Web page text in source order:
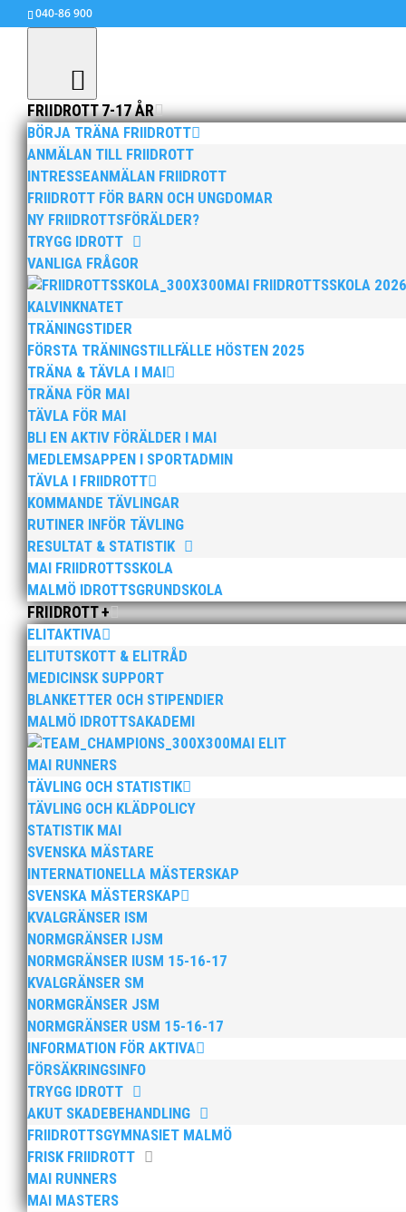
040-86 900
FRIIDROTT 7-17 ÅR
BÖRJA TRÄNA FRIIDROTT
ANMÄLAN TILL FRIIDROTT
INTRESSEANMÄLAN FRIIDROTT
FRIIDROTT FÖR BARN OCH UNGDOMAR
NY FRIIDROTTSFÖRÄLDER?
TRYGG IDROTT
VANLIGA FRÅGOR
MAI FRIIDROTTSSKOLA 2026
KALVINKNATET
TRÄNINGSTIDER
FÖRSTA TRÄNINGSTILLFÄLLE HÖSTEN 2025
TRÄNA & TÄVLA I MAI
TRÄNA FÖR MAI
TÄVLA FÖR MAI
BLI EN AKTIV FÖRÄLDER I MAI
MEDLEMSAPPEN I SPORTADMIN
TÄVLA I FRIIDROTT
KOMMANDE TÄVLINGAR
RUTINER INFÖR TÄVLING
RESULTAT & STATISTIK
MAI FRIIDROTTSSKOLA
MALMÖ IDROTTSGRUNDSKOLA
FRIIDROTT +
ELITAKTIVA
ELITUTSKOTT & ELITRÅD
MEDICINSK SUPPORT
BLANKETTER OCH STIPENDIER
MALMÖ IDROTTSAKADEMI
MAI ELIT
MAI RUNNERS
TÄVLING OCH STATISTIK
TÄVLING OCH KLÄDPOLICY
STATISTIK MAI
SVENSKA MÄSTARE
INTERNATIONELLA MÄSTERSKAP
SVENSKA MÄSTERSKAP
KVALGRÄNSER ISM
NORMGRÄNSER IJSM
NORMGRÄNSER IUSM 15-16-17
KVALGRÄNSER SM
NORMGRÄNSER JSM
NORMGRÄNSER USM 15-16-17
INFORMATION FÖR AKTIVA
FÖRSÄKRINGSINFO
TRYGG IDROTT
AKUT SKADEBEHANDLING
FRIIDROTTSGYMNASIET MALMÖ
FRISK FRIIDROTT
MAI RUNNERS
MAI MASTERS
jul 10, 2010|Ingen kategori
Se VIDEO! DM i Eslöv, Höjdhopp-herrar-del-2,
Bilder från Stafett-SM 2026
maj 28, 2026
Bilder från Stafett-SM 2026. Foto: Thomas
Anders Hallström, 55, blir ny klubbchef i MAI. Han
hockeyn i Trelleborg och fotbollen i Höllviken
Efter att årsmötet avslutats följde en kväll med
möjliggjorde och generöst finansierade denna del av
2025 innebar något av ett internationellt genombrott
elva på VM ute i somras. Och en stark tro på